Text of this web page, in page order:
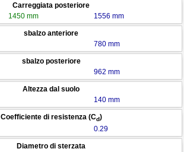
Carreggiata posteriore
1450 mm 1556 mm
sbalzo anteriore
780 mm
sbalzo posteriore
962 mm
Altezza dal suolo
140 mm
Coefficiente di resistenza (Cd)
0.29
Diametro di sterzata